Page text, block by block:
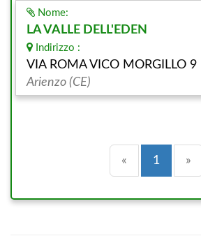
Nome:
LA VALLE DELL'EDEN
Indirizzo :
VIA ROMA VICO MORGILLO 9
Arienzo (CE)
« Precedente
1 (current)
»